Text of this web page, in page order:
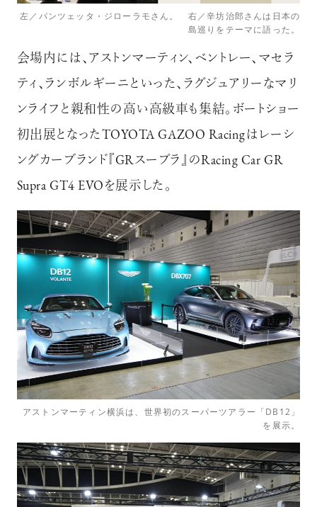
左／パンツェッタ・ジローラモさん。 右／辛坊治郎さんは日本の
島巡りをテーマに語った。
会場内には、アストンマーティン、ベントレー、マセラ
ティ、ランボルギーニといった、ラグジュアリーなマリ
ンライフと親和性の高い高級車も集結。ボートショー
初出展となったTOYOTA GAZOO Racingはレーシ
ングカーブランド『GRスープラ』のRacing Car GR
Supra GT4 EVOを展示した。
アストンマーティン横浜は、世界初のスーパーツアラー「DB12」
を展示。